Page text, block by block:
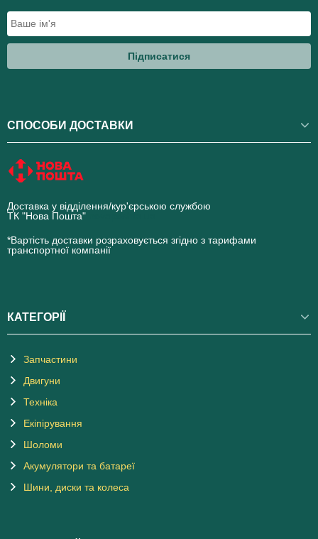
Підписатися
СПОСОБИ ДОСТАВКИ
Доставка у відділення/кур'єрською службою
ТК "Нова Пошта"
*Вартість доставки розраховується згідно з тарифами
транспортної компанії
КАТЕГОРІЇ
Запчастини
Двигуни
Техніка
Екіпірування
Шоломи
Акумулятори та батареї
Шини, диски та колеса